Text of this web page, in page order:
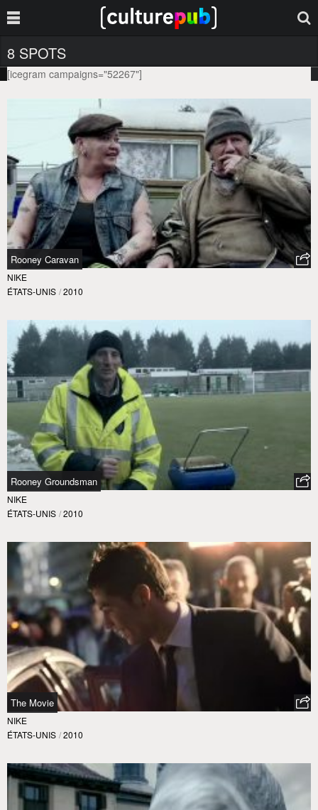
8 SPOTS
[icegram campaigns="52267"]
Rooney Caravan
NIKE
ÉTATS-UNIS / 2010
Rooney Groundsman
NIKE
ÉTATS-UNIS / 2010
The Movie
NIKE
ÉTATS-UNIS / 2010